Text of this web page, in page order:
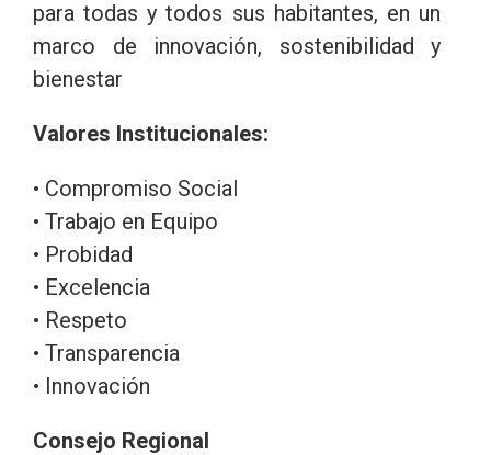
para todas y todos sus habitantes, en un
marco de innovación, sostenibilidad y
bienestar
Valores Institucionales:
• Compromiso Social
• Trabajo en Equipo
• Probidad
• Excelencia
• Respeto
• Transparencia
• Innovación
Consejo Regional